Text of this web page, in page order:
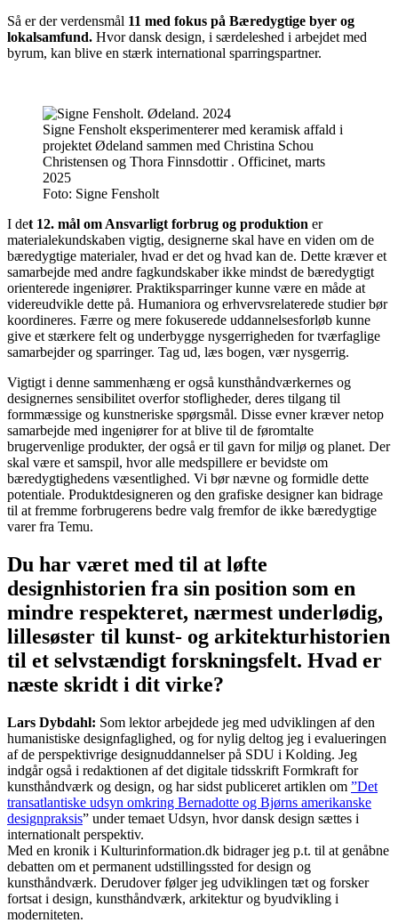
Så er der verdensmål 11 med fokus på Bæredygtige byer og
lokalsamfund. Hvor dansk design, i særdeleshed i arbejdet med
byrum, kan blive en stærk international sparringspartner.
Signe Fensholt eksperimenterer med keramisk affald i
projektet Ødeland sammen med Christina Schou
Christensen og Thora Finnsdottir . Officinet, marts
2025
Foto: Signe Fensholt
I det 12. mål om Ansvarligt forbrug og produktion er
materialekundskaben vigtig, designerne skal have en viden om de
bæredygtige materialer, hvad er det og hvad kan de. Dette kræver et
samarbejde med andre fagkundskaber ikke mindst de bæredygtigt
orienterede ingeniører. Praktiksparringer kunne være en måde at
videreudvikle dette på. Humaniora og erhvervsrelaterede studier bør
koordineres. Færre og mere fokuserede uddannelsesforløb kunne
give et stærkere felt og underbygge nysgerrigheden for tværfaglige
samarbejder og sparringer. Tag ud, læs bogen, vær nysgerrig.
Vigtigt i denne sammenhæng er også kunsthåndværkernes og
designernes sensibilitet overfor stofligheder, deres tilgang til
formmæssige og kunstneriske spørgsmål. Disse evner kræver netop
samarbejde med ingeniører for at blive til de føromtalte
brugervenlige produkter, der også er til gavn for miljø og planet. Der
skal være et samspil, hvor alle medspillere er bevidste om
bæredygtighedens væsentlighed. Vi bør nævne og formidle dette
potentiale. Produktdesigneren og den grafiske designer kan bidrage
til at fremme forbrugerens bedre valg fremfor de ikke bæredygtige
varer fra Temu.
Du har været med til at løfte
designhistorien fra sin position som en
mindre respekteret, nærmest underlødig,
lillesøster til kunst- og arkitekturhistorien
til et selvstændigt forskningsfelt. Hvad er
næste skridt i dit virke?
Lars Dybdahl: Som lektor arbejdede jeg med udviklingen af den
humanistiske designfaglighed, og for nylig deltog jeg i evalueringen
af de perspektivrige designuddannelser på SDU i Kolding. Jeg
indgår også i redaktionen af det digitale tidsskrift Formkraft for
kunsthåndværk og design, og har sidst publiceret artiklen om ”Det
transatlantiske udsyn omkring Bernadotte og Bjørns amerikanske
designpraksis” under temaet Udsyn, hvor dansk design sættes i
internationalt perspektiv.
Med en kronik i Kulturinformation.dk bidrager jeg p.t. til at genåbne
debatten om et permanent udstillingssted for design og
kunsthåndværk. Derudover følger jeg udviklingen tæt og forsker
fortsat i design, kunsthåndværk, arkitektur og byudvikling i
moderniteten.